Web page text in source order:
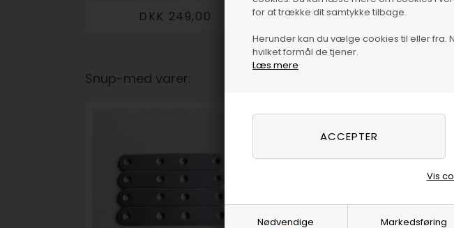
for at trække dit samtykke tilbage.
Herunder kan du vælge cookies til eller
hvilket formål de tjener.
Læs mere
Nødvendige Markedsføring
Vis
DKK 249,00
Snup-med varer: